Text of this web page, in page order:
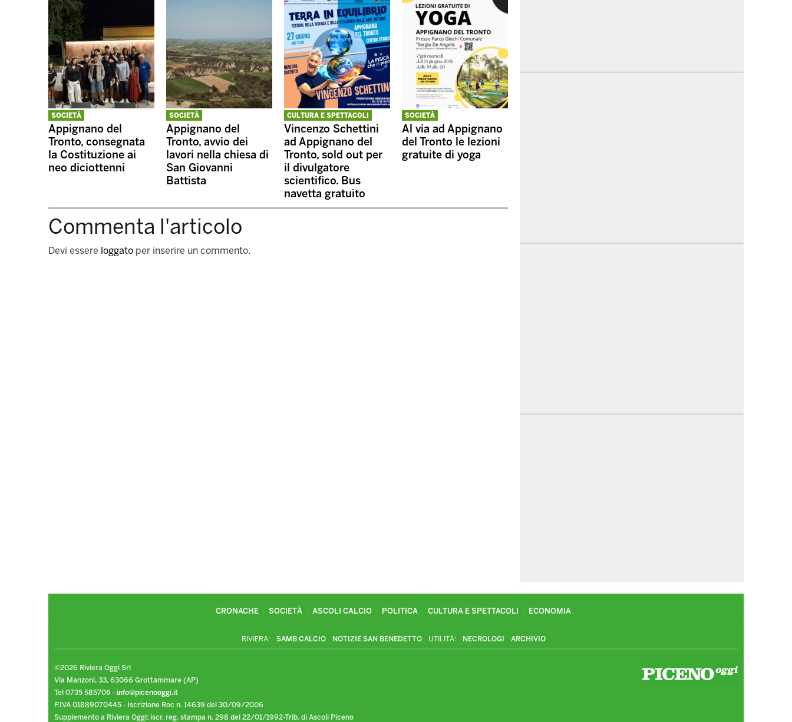
SOCIETÀ
Appignano del
Tronto, consegnata
la Costituzione ai
neo diciottenni
SOCIETÀ
Appignano del
Tronto, avvio dei
lavori nella chiesa di
San Giovanni
Battista
CULTURA E SPETTACOLI
Vincenzo Schettini
ad Appignano del
Tronto, sold out per
il divulgatore
scientifico. Bus
navetta gratuito
SOCIETÀ
Al via ad Appignano
del Tronto le lezioni
gratuite di yoga
Commenta l'articolo
Devi essere loggato per inserire un commento.
CRONACHE SOCIETÀ ASCOLI CALCIO POLITICA CULTURA E SPETTACOLI ECONOMIA
RIVIERA: SAMB CALCIO NOTIZIE SAN BENEDETTO UTILITÀ: NECROLOGI ARCHIVIO
©2026 Riviera Oggi Srl
Via Manzoni, 33, 63066 Grottammare (AP)
Tel 0735 585706 - info@picenooggi.it
P.IVA 01889070445 - Iscrizione Roc n. 14639 del 30/09/2006
Supplemento a Riviera Oggi: iscr. reg. stampa n. 298 del 22/01/1992-Trib. di Ascoli Piceno